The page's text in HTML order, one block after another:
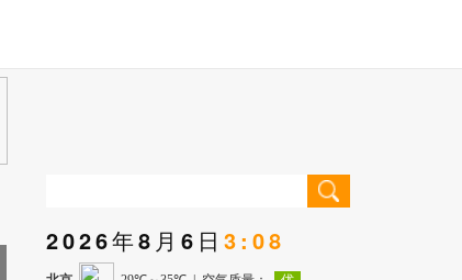
2026年8月6日 3:08